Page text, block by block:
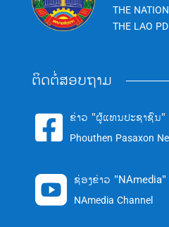
THE
THE LAO
ຕິດຕໍ່ສອບຖາມ
 ຂ່າວ "ຜູ້ແທນປະຊາຊົນ"
Phouthen Pasaxon
 ຊ່ອງຂ່າວ "NAmedia"
NAmedia Channel